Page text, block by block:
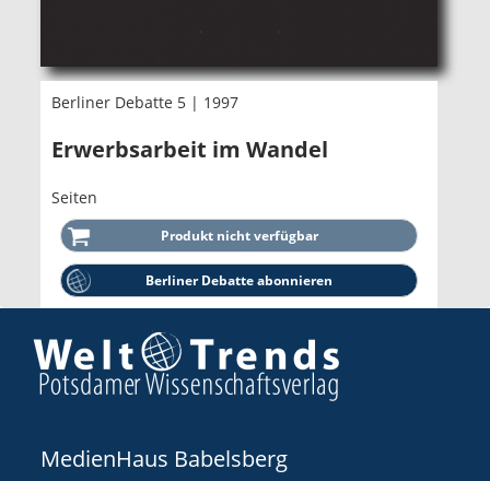
Berliner Debatte 5 | 1997
Erwerbsarbeit im Wandel
Seiten
Berliner Debatte abonnieren
MedienHaus Babelsberg